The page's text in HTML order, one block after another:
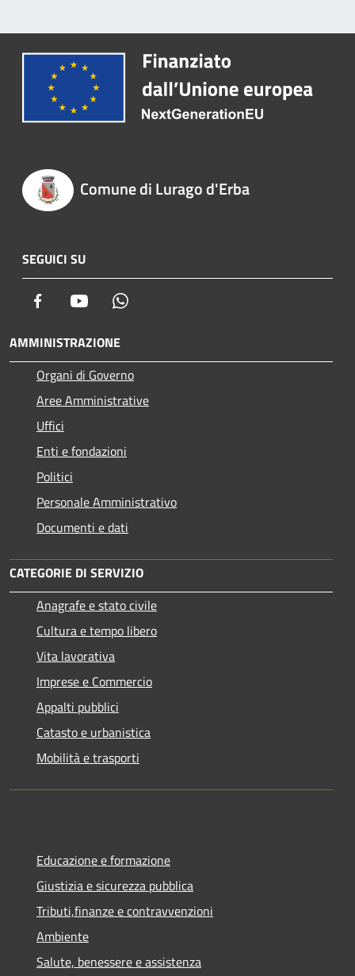
Comune di Lurago d'Erba
SEGUICI SU
Facebook Youtube
AMMINISTRAZIONE
Organi di Governo
Aree Amministrative
Uffici
Enti e fondazioni
Politici
Personale Amministrativo
Documenti e dati
CATEGORIE DI SERVIZIO
Anagrafe e stato civile
Cultura e tempo libero
Vita lavorativa
Imprese e Commercio
Appalti pubblici
Catasto e urbanistica
Mobilità e trasporti
Educazione e formazione
Giustizia e sicurezza pubblica
Tributi,finanze e contravvenzioni
Ambiente
Salute, benessere e assistenza